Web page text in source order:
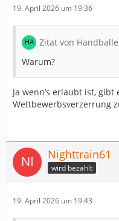
19. April 2026 um 19:36
Zitat von
Warum?
Ja wenn’s erlaubt ist,
Wettbewerbsverzerrung
Nighttrain61
wird bezahlt
19. April 2026 um 19:43